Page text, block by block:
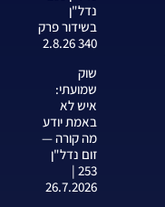
נדל"ן
בשידור פרק
340 2.8.26
שוק
שמועתי:
איש לא
באמת יודע
מה קורה —
זום נדל"ן
253 |
26.7.2026